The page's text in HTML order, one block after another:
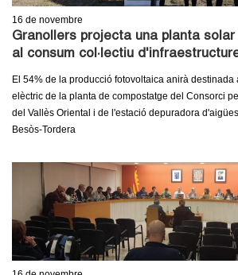
m
G
a
r
i
d
e
c
r
16 de novembre
Granollers projecta una planta
al consum col·lectiu
El 54% de la producció fotovoltaica anirà destinada
elèctric de la planta de compostatge del Consorci
del Vallès Oriental i de l'estació depuradora
Besòs-Tordera